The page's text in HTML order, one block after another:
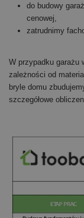
do budowy
cenowej,
zatrudnimy
W przypadku garażu
zależności od
bryle domu
szczegółowe